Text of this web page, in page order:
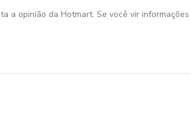
a opinião da Hotmart. Se você vir informações